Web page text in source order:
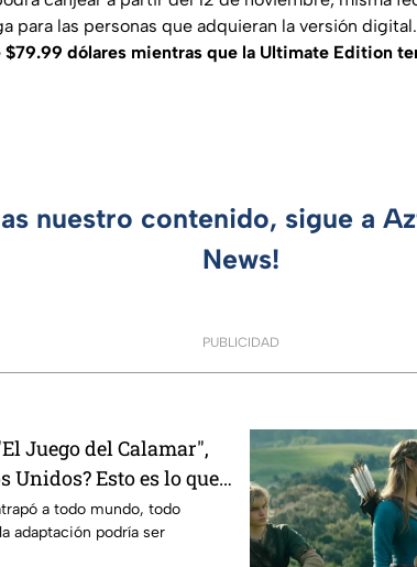
para las personas que adquieran la versión digital.
dólares mientras que la Ultimate Edition
nuestro contenido, sigue a
News!
PUBLICIDAD
Juego del Calamar",
Unidos? Esto es lo que
a todo mundo, todo
adaptación podría ser